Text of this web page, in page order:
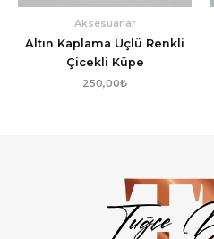
Aksesuarlar
Altın Kaplama Üçlü Renkli
Çicekli Küpe
250,00₺